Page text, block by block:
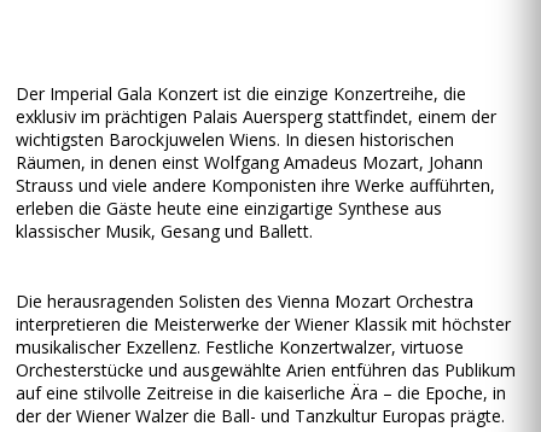
Der Imperial Gala Konzert ist die einzige Konzertreihe, die
exklusiv im prächtigen Palais Auersperg stattfindet, einem der
wichtigsten Barockjuwelen Wiens. In diesen historischen
Räumen, in denen einst Wolfgang Amadeus Mozart, Johann
Strauss und viele andere Komponisten ihre Werke aufführten,
erleben die Gäste heute eine einzigartige Synthese aus
klassischer Musik, Gesang und Ballett.
Die herausragenden Solisten des Vienna Mozart Orchestra
interpretieren die Meisterwerke der Wiener Klassik mit höchster
musikalischer Exzellenz. Festliche Konzertwalzer, virtuose
Orchesterstücke und ausgewählte Arien entführen das Publikum
auf eine stilvolle Zeitreise in die kaiserliche Ära – die Epoche, in
der der Wiener Walzer die Ball- und Tanzkultur Europas prägte.